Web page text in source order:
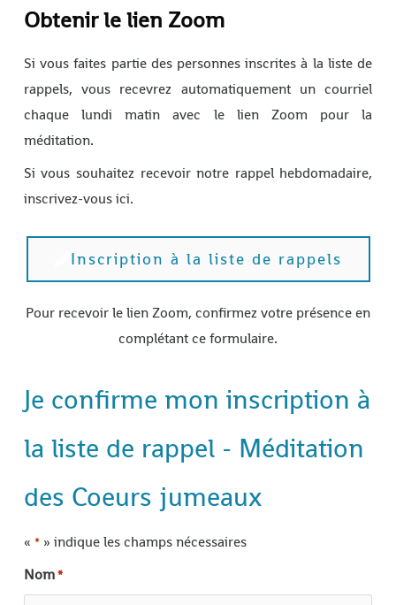
Obtenir le lien Zoom
Si vous faites partie des personnes inscrites à la liste de
rappels, vous recevrez automatiquement un courriel
chaque lundi matin avec le lien Zoom pour la
méditation.
Si vous souhaitez recevoir notre rappel hebdomadaire,
inscrivez-vous ici.
Inscription à la liste de rappels
Pour recevoir le lien Zoom, confirmez votre présence en
complétant ce formulaire.
Je confirme mon inscription à
la liste de rappel - Méditation
des Coeurs jumeaux
« *» indique les champs nécessaires
Nom*